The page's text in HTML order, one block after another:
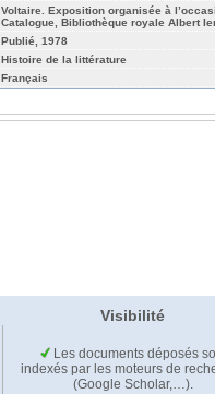
Voltaire. Exposition organisée à
Catalogue, Bibliothèque royale Albert
Publié, 1978
Histoire de la littérature
Français
Visibilité
Les documents déposés
indexés par les moteurs de
(Google Scholar,…).